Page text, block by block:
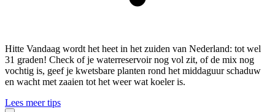
Hitte Vandaag wordt het heet in het zuiden van Nederland: tot wel
31 graden! Check of je waterreservoir nog vol zit, of de mix nog
vochtig is, geef je kwetsbare planten rond het middaguur schaduw
en wacht met zaaien tot het weer wat koeler is.
Lees meer tips